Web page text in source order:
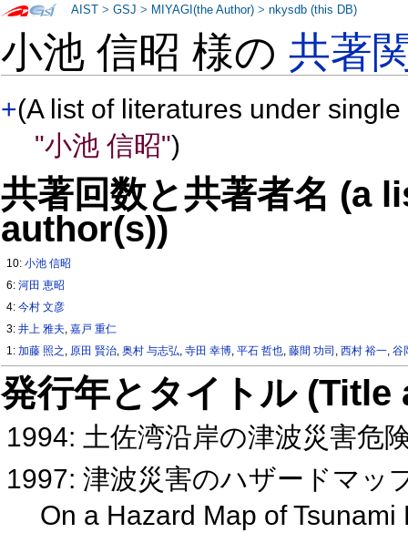
小池 信昭 様の共著
+(A list of literatures under
"小池 信昭")
共著回数と共著者名 (a
author(s))
10:小池 信昭
6:河田 恵昭
4:今村 文彦
3:井上 雅夫,嘉戸 重仁
1:加藤 照之 , 原田 賢治,奥村 与志弘,寺田 幸博,平石 哲也,藤間 功司 ,西村 裕一,谷
発行年とタイトル
1994: 土佐湾沿岸の津波災害危
1997: 津波災害のハザードマッ
On a Hazard Map of
AIST >GSJ > MIYAGI(the Author) >nkysdb (this DB)